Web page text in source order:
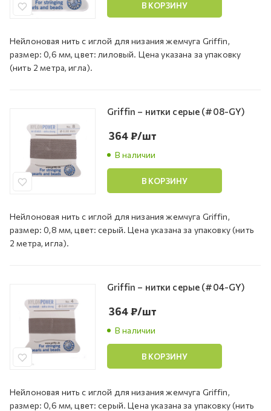
В КОРЗИНУ
Нейлоновая нить с иглой для низания жемчуга Griffin,
размер: 0,6 мм, цвет: лиловый. Цена указана за упаковку
(нить 2 метра, игла).
Griffin – нитки серые (#08-GY)
В наличии
364₽/шт
В КОРЗИНУ
Нейлоновая нить с иглой для низания жемчуга Griffin,
размер: 0,8 мм, цвет: серый. Цена указана за упаковку (нить
2 метра, игла).
Griffin – нитки серые (#04-GY)
В наличии
364₽/шт
В КОРЗИНУ
Нейлоновая нить с иглой для низания жемчуга Griffin,
размер: 0,6 мм, цвет: серый. Цена указана за упаковку (нить